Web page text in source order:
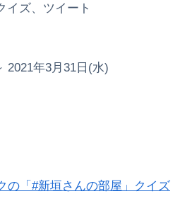
イズ、ツイート
2021年3月31日(水)
の「#新垣さんの部屋」クイズ